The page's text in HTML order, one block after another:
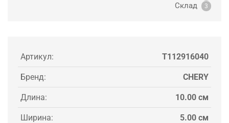
Склад 3
Артикул: T112916040
Бренд: CHERY
Длина: 10.00 см
Ширина: 5.00 см